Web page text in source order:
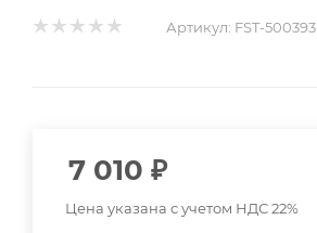
Артикул: FST-500393
7 010 ₽
Цена указана с учетом НДС 22%